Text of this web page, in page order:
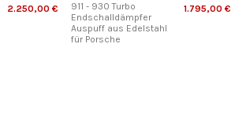
2.250,00 €
911 - 930 Turbo
Endschalldämpfer
Auspuff aus Edelstahl
für Porsche
1.795,00 €